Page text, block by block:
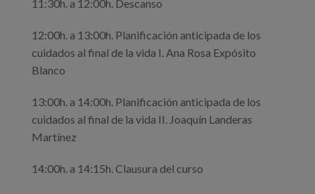
11:30h. a 12:00h. Descanso
12:00h. a 13:00h. Planificación anticipada de los
cuidados al final de la vida I. Ana Rosa Expósito
Blanco
13:00h. a 14:00h. Planificación anticipada de los
cuidados al final de la vida II. Joaquín Landeras
Martínez
14:00h. a 14:15h. Clausura del curso